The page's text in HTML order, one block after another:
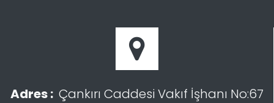
Adres : Çankırı Caddesi Vakıf İşhanı No:67